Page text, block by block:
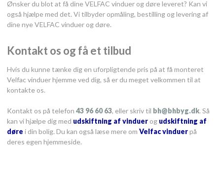
Ønsker du blot at få dine VELFAC vinduer og døre leveret? Kan vi
også hjælpe med det. Vi tilbyder opmåling, bestilling og levering af
dine nye VELFAC vinduer og døre.
Kontakt os og få et tilbud
​Hvis du kunne tænke dig en uforpligtende pris på at få monteret
Velfac vinduer hjemme ved dig, så er du meget velkommen til at
kontakte os.
Kontakt os på telefon 43 96 60 63, eller skriv til bh@bhbyg.dk. Så
kan vi hjælpe dig med udskiftning af vinduer og udskiftning af
døre i din bolig.​ Du kan også læse mere om Velfac vinduerpå
deres egen hjemmeside.